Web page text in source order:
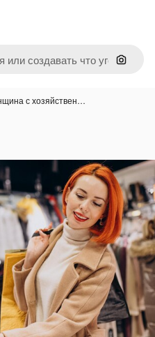
Поиск
с хозяйствен…